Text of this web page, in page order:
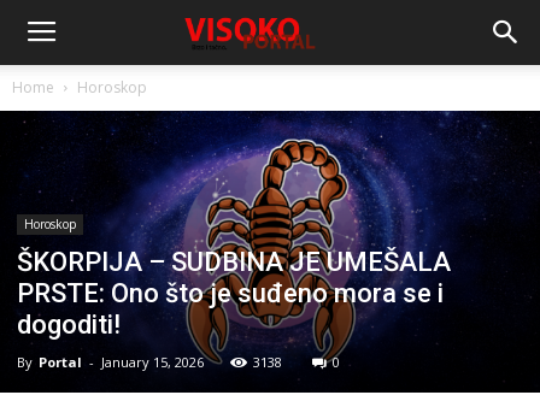
Home Horoskop
Horoskop
ŠKORPIJA – SUDBINA JE UMEŠALA
PRSTE: Ono što je suđeno mora se i
dogoditi!
By Portal - January 15, 2026 3138 0